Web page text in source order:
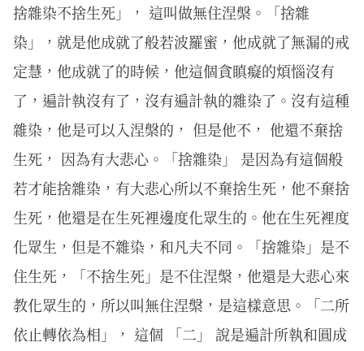
捨雜染不捨生死」， 這叫做無住涅槃。「捨雜
染」，就是他成就了般若波羅蜜，他成就了無漏的戒
定慧，他成就了的時候，他這個貪瞋癡的煩惱沒有
了，遍計執沒有了，沒有遍計執的雜染了。沒有這種
雜染，他是可以入涅槃的， 但是他不， 他還不棄捨
生死， 因為有大悲心。「捨雜染」 是因為有這個般
若才能捨雜染，有大悲心所以不棄捨生死，他不棄捨
生死，他還是在生死裡邊度化眾生的。他在生死裡度
化眾生，但是不雜染，和凡夫不同。「捨雜染」是不
住生死，「不捨生死」是不住涅槃，他還是大悲心來
教化眾生的，所以叫無住涅槃，是這樣意思。「二所
依止轉依為相」， 這個 「二」 說是遍計所執和圓成